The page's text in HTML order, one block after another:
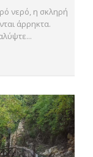
νερό, η σκληρή
άρρηκτα.